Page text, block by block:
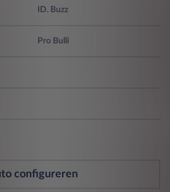
ID. Buzz
Pro Bulli
configureren